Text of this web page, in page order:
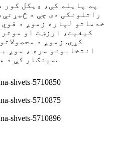
په پایله کې، ډیکل کور
راتلونکی دی چې د
خدماتو لپاره زموږ د
کیفیت، ارزښت او
کړي. زموږ د
انتخابونو سره ، موږ
سینګار کې د هرچا لپاره یو څه لرو.